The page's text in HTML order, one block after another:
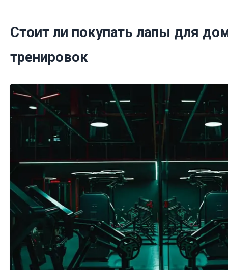
Стоит ли покупать лапы для
тренировок